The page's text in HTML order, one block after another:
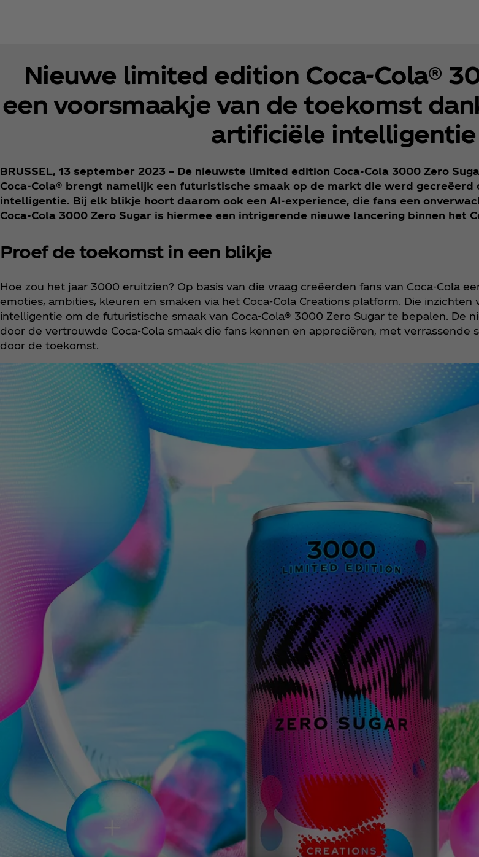
Nieuwe limited edition Coca‑Cola®
een voorsmaakje van de toekomst
artificiële intelligentie
BRUSSEL, 13 september 2023 – De nieuwste limited edition Coca‑Cola 3000 Zero
Coca‑Cola® brengt namelijk een futuristische smaak op de markt die werd
intelligentie. Bij elk blikje hoort daarom ook een AI-experience, die fans een
Coca‑Cola 3000 Zero Sugar is hiermee een intrigerende nieuwe lancering binnen het
Proef de toekomst in een blikje
Hoe zou het jaar 3000 eruitzien? Op basis van die vraag creëerden fans van Coca‑Cola
emoties, ambities, kleuren en smaken via het Coca‑Cola Creations platform. Die
intelligentie om de futuristische smaak van Coca‑Cola® 3000 Zero Sugar te bepalen. De
door de vertrouwde Coca‑Cola smaak die fans kennen en appreciëren, met verrassende
door de toekomst.